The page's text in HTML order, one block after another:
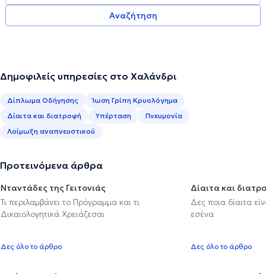
Αναζήτηση
Δημοφιλείς υπηρεσίες στο Χαλάνδρι
Δίπλωμα Οδήγησης
Ίωση Γρίπη Κρυολόγημα
Δίαιτα και διατροφή
Υπέρταση
Πνευμονία
Λοίμωξη αναπνευστικού
Προτεινόμενα άρθρα
Νταντάδες της Γειτονιάς
Τι περιλαμβάνει το Πρόγραμμα και τι
Δικαιολογητικά Χρειάζεσαι
Δες όλο το άρθρο
Δίαιτα και
Δες ποια δίαιτα
εσένα
Δες όλο το άρθρο